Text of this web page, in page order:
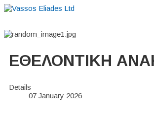
EΘΕΛΟΝΤΙΚΗ
Details
07 January 2026